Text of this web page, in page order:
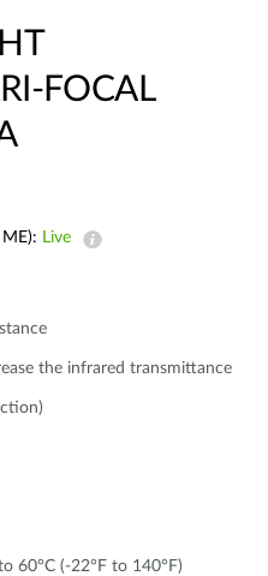
FOCAL
Live
the infrared transmittance
60°C (-22°F to 140°F)